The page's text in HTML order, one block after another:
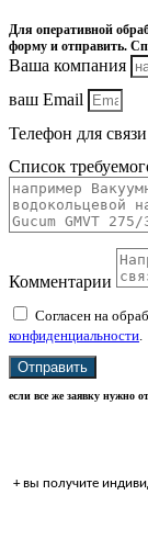
Для оперативной
форму и отправить.
Ваша компания
ваш Email
Телефон для связи
Список
Комментарии
Согласен на
конфиденциальности
Отправить
если все же заявку нужно
+ вы получите